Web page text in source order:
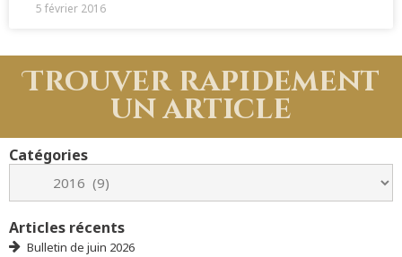
5 février 2016
Trouver rapidement
un article
Catégories
Articles récents
Bulletin de juin 2026